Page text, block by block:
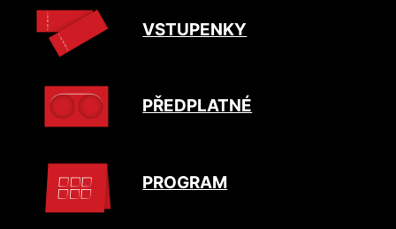
VSTUPENKY
PŘEDPLATNÉ
PROGRAM